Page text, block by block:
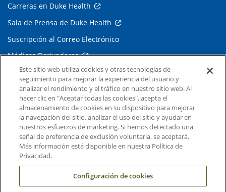
Carreras en Duke Health
Sala de Prensa de Duke Health
Suscripción al Correo Electrónico
Médicos Derivadores
Enlaces relacionados
Duke Cancer Institute
Duke Children's
Duke School of Medicine
Duke School of Nursing
Duke University
Este sitio web utiliza cookies y otras tecnologías de
seguimiento para mejorar la experiencia del usuario y
analizar el rendimiento y el tráfico en nuestro sitio web. Al
hacer clic en "Aceptar todas las cookies", acepta el
almacenamiento de cookies en su dispositivo para mejorar
la navegación del sitio, analizar el uso del sitio y ayudar en
nuestros esfuerzos de marketing. Si hemos detectado una
señal de preferencia de exclusión voluntaria, se aceptará.
Más información está disponible en nuestra Política de
Privacidad.
Configuración de cookies